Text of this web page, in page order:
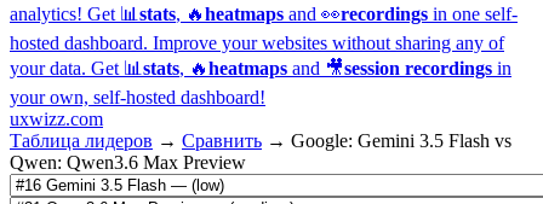
analytics! Get 📊 stats, 🔥heatmaps and 👀recordings in one self-
hosted dashboard. Improve your websites without sharing any of
your data. Get 📊 stats, 🔥heatmaps and 🎥session recordings in
your own, self-hosted dashboard!
uxwizz.com
Таблица лидеров → Сравнить → Google: Gemini 3.5 Flash vs
Qwen: Qwen3.6 Max Preview